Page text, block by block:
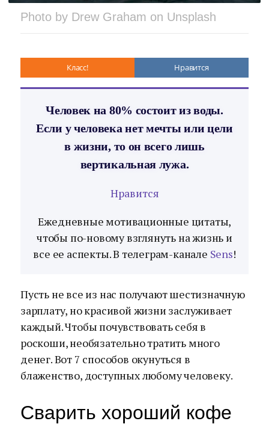
Photo by Drew Graham on Unsplash
Класс! Нравится
Человек на 80% состоит из воды.
Если у человека нет мечты или цели
в жизни, то он всего лишь
вертикальная лужа.
Нравится
Ежедневные мотивационные цитаты,
чтобы по-новому взглянуть на жизнь и
все ее аспекты. В телеграм-канале Sens!
Пусть не все из нас получают шестизначную
зарплату, но красивой жизни заслуживает
каждый. Чтобы почувствовать себя в
роскоши, необязательно тратить много
денег. Вот 7 способов окунуться в
блаженство, доступных любому человеку.
Сварить хороший кофе